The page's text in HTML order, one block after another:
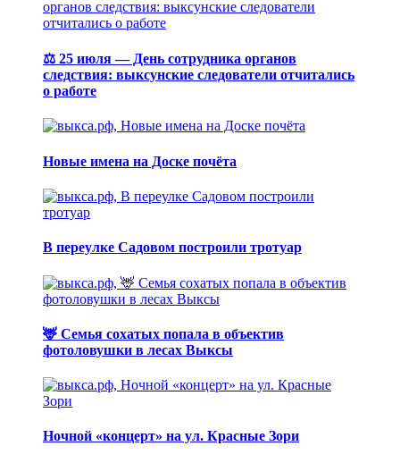
⚖️ 25 июля — День сотрудника органов
следствия: выксунские следователи отчитались
о работе
Новые имена на Доске почёта
В переулке Садовом построили тротуар
🦌 Семья сохатых попала в объектив
фотоловушки в лесах Выксы
Ночной «концерт» на ул. Красные Зори